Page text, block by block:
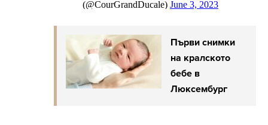
Първи снимки
на кралското
бебе в
Люксембург